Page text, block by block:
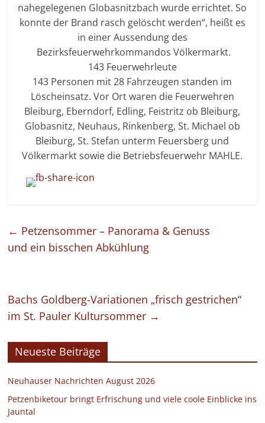
nahegelegenen Globasnitzbach wurde errichtet. So
konnte der Brand rasch gelöscht werden“, heißt es
in einer Aussendung des
Bezirksfeuerwehrkommandos Völkermarkt.
143 Feuerwehrleute
143 Personen mit 28 Fahrzeugen standen im
Löscheinsatz. Vor Ort waren die Feuerwehren
Bleiburg, Eberndorf, Edling, Feistritz ob Bleiburg,
Globasnitz, Neuhaus, Rinkenberg, St. Michael ob
Bleiburg, St. Stefan unterm Feuersberg und
Völkermarkt sowie die Betriebsfeuerwehr MAHLE.
← Petzensommer – Panorama & Genuss
und ein bisschen Abkühlung
Bachs Goldberg-Variationen „frisch gestrichen“
im St. Pauler Kultursommer →
Neueste Beiträge
Neuhauser Nachrichten August 2026
Petzenbiketour bringt Erfrischung und viele coole Einblicke ins
Jauntal